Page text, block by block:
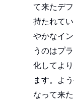
て来たデ
持たれて
やかなイ
うのはプ
化してよ
ます。よ
なって来